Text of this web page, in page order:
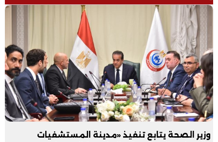
وزير الصحة يتابع تنفيذ «مدينة المستشفيات